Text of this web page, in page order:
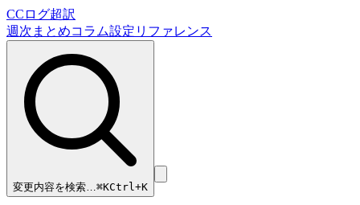
CCログ超訳
週次まとめコラム設定リファレンス
変更内容を検索…⌘KCtrl+K